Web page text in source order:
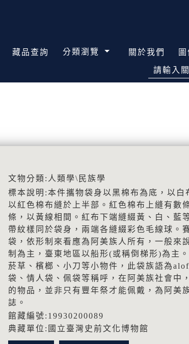
藏品查詢 分類瀏覽 關於我們
請輸入關
文物分類:人類學\民族學
標本說明:本件攜物袋身以黑棉布為底，以白
以紅色棉布縫於上半部。紅色棉布上縫有數
條，以黃線相間。紅布下端縫綴黃、白、藍
帶紋樣同於袋身，兩端各縫綴彩色毛線球。
袋，依形制來看應為阿美族人所有，一般來
制為主，臺東地區以船形(或稱倒梯形)為主
菸草、檳榔、小刀等小物件，此袋族語為
袋、情人袋、佩袋等稱呼，在阿美族社會中
的物品，並非只有豐年祭才能佩戴，為阿美
誌。
館藏編號:19930200089
典藏單位:國立臺灣史前文化博物館